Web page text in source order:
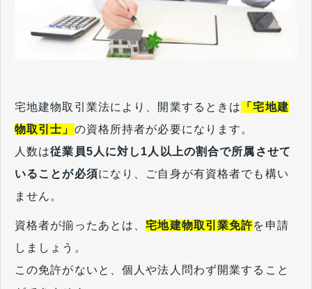
宅地建物取引業法により、開業するときは
「宅地建
物取引士」 の資格所持者が必要になります。
人数は従業員5人に対し1人以上の割合で所属させて
いることが必須になり、ご自身が有資格者でも構い
ません。
資格者が揃ったあとは、宅地建物取引業免許を申請
しましょう。
この免許がないと、個人や法人問わず開業すること